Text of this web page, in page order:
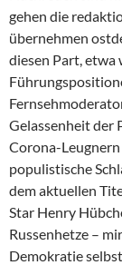
gehen die
übernehmen
diesen Part,
Gelassenheit der
Corona-Leugnern
populistische
dem aktuellen
Star Henry
Russenhetze –
Demokratie